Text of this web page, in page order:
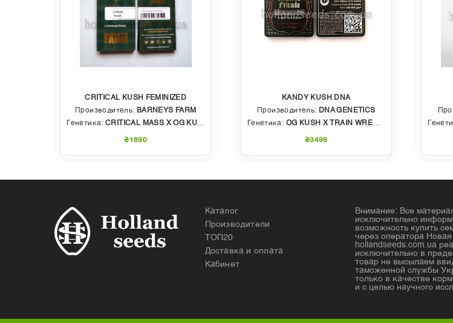
CRITICAL KUSH FEMINIZED
Производитель: BARNEYS FARM
Генетика:CRITICAL MASS X OG KUSH
₴1890
KANDY KUSH DNA
Производитель: DNA GENETICS
Генетика: OG KUSH X TRAIN WRECK (T4)
₴3499
Каталог
Производители
ТОП20
Доставка и оплата
Кабинет
Внимание: Все
исключительно
возможность купить
через оператора
hollandseeds.com.ua
исключительно в
товар не высылаем
таможенной службы
только в качестве
и с целью научного